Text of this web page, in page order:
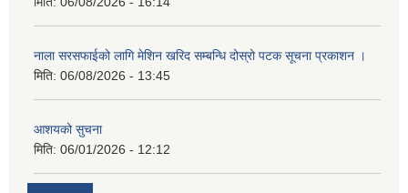
नाला सरसफाईको लागि मेशिन खरिद सम्बन्धि दोस्रो पटक सूचना प्रकाशन ।
मिति: 06/08/2026 - 13:45
आशयको सुचना
मिति: 06/01/2026 - 12:12